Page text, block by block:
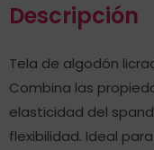
Descripción
Tela de algodón
Combina las
elasticidad del
flexibilidad. Ideal